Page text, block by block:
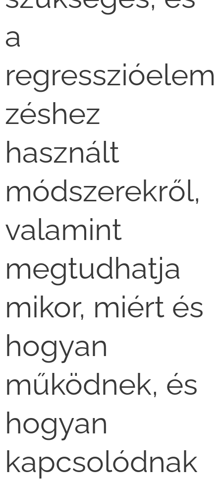
a
regresszióelem
zéshez
használt
módszerekről,
valamint
megtudhatja
mikor, miért és
hogyan
működnek, és
hogyan
kapcsolódnak